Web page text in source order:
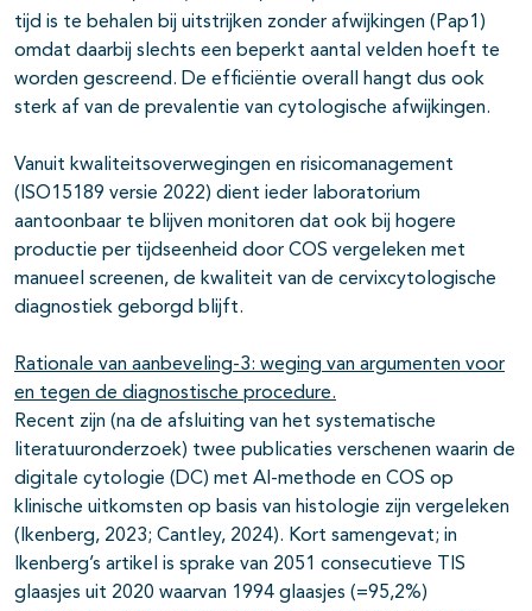
tijd is te behalen bij uitstrijken zonder afwijkingen (Pap1)
omdat daarbij slechts een beperkt aantal velden hoeft te
worden gescreend. De efficiëntie overall hangt dus ook
sterk af van de prevalentie van cytologische afwijkingen.
Vanuit kwaliteitsoverwegingen en risicomanagement
(ISO15189 versie 2022) dient ieder laboratorium
aantoonbaar te blijven monitoren dat ook bij hogere
productie per tijdseenheid door COS vergeleken met
manueel screenen, de kwaliteit van de cervixcytologische
diagnostiek geborgd blijft.
Rationale van aanbeveling-3: weging van argumenten voor
en tegen de diagnostische procedure.
Recent zijn (na de afsluiting van het systematische
literatuuronderzoek) twee publicaties verschenen waarin de
digitale cytologie (DC) met AI-methode en COS op
klinische uitkomsten op basis van histologie zijn vergeleken
(Ikenberg, 2023; Cantley, 2024). Kort samengevat; in
Ikenberg’s artikel is sprake van 2051 consecutieve TIS
glaasjes uit 2020 waarvan 1994 glaasjes (=95,2%)